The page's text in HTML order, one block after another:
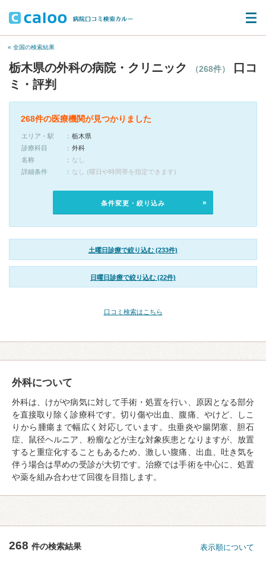
« 全国の検索結果
栃木県の外科の病院・クリニック （268件）
口コ
ミ・評判
268件の医療機関が見つかりました
エリア・駅
栃木県
診療科目
外科
名称
なし
詳細条件
なし (曜日や時間帯を指定できます)
条件変更・絞り込み
土曜日診療で絞り込む (233件)
日曜日診療で絞り込む (22件)
口コミ検索はこちら
外科について
外科は、けがや病気に対して手術・処置を行い、原因となる部分
を直接取り除く診療科です。切り傷や出血、腹痛、やけど、しこ
りから腫瘍まで幅広く対応しています。虫垂炎や腸閉塞、胆石
症、鼠径ヘルニア、粉瘤などが主な対象疾患となりますが、放置
すると重症化することもあるため、激しい腹痛、出血、吐き気を
伴う場合は早めの受診が大切です。治療では手術を中心に、処置
や薬を組み合わせて回復を目指します。
268 件の検索結果 表示順について